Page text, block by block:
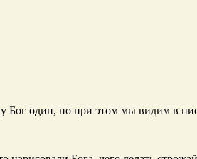
один, но при этом мы видим в